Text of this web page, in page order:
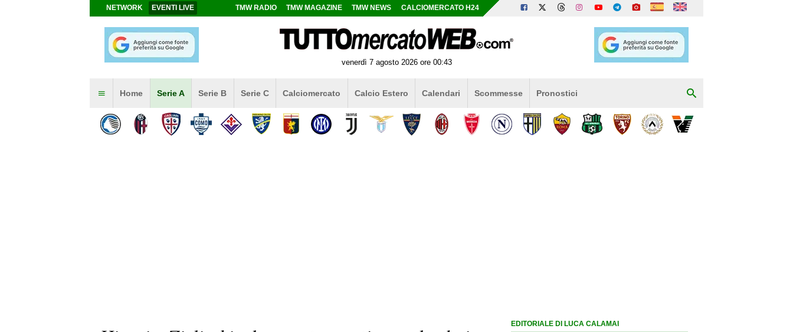
NETWORK EVENTI LIVE TMW RADIO TMW MAGAZINE TMW NEWS CALCIOMERCATO H24
venerdì 7 agosto 2026 ore 00:43
Home Serie A Serie B Serie C Calciomercato Calcio Estero Calendari Scommesse Pronostici
EDITORIALE DI LUCA CALAMAI